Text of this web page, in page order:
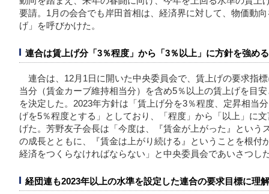
要請。1月の会合でも岸田首相は、経済界に対して、物価動
げ」を呼びかけた。
連合は賃上げ分「3％程度」から「3％以上」に方針を強める
連合は、12月1日に開いた中央委員会で、賃上げの要求指
当分（賃金カーブ維持相当分）を含め5％以上の賃上げを目
を決定した。2023年方針は「賃上げ分を3％程度、定昇相当
げを5％程度とする」としており、「程度」から「以上」に
げた。芳野友子会長は「今度は、『賃金が上がった』という
の成長とともに、『賃金は上がり続ける』ということを根付
経済をつくらなければならない」と中央委員会であいさつし
経団連も2023年以上の水準を設定した連合の要求目標に理解